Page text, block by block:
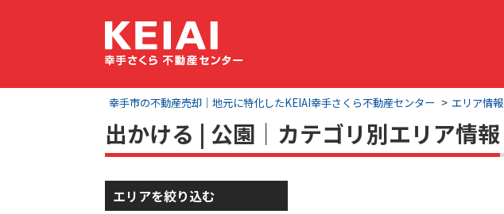
幸手市の不動産売却｜地元に特化したKEIAI幸手さくら不動産センター エリア情報
出かける | 公園｜カテゴリ別エリア情報
エリアを絞り込む